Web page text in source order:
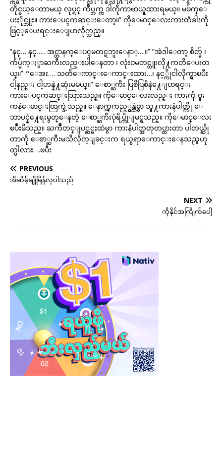
တိုင္မယ္ေတာမယ္ လုပ္ရင္ က်ဳပ္ဘက္က ဒါကိုကာဗာယူထားရမယ္။ မဖ်က္ေ
ပးႏိုင္ဘူး။ ကားေပၚကဆင္းေတာ့။” ကိုေမာင္ေလးကားတံခါးကို
ဖြင့္ေပးရင္းေျပာလိုက္သည္။
”နင္… နင္….. အင္တာနက္ေပၚမတင္ရဘူးေနာ္….။” ”အဲဒါေတာ့ စိတ္ခ် ၊
က်ဴပ္မ်က္ႏွာႀကီးလည္းပါေနတာ ၊ လုံးဝမတင္ဘူးလို႔ကတိေပးတ
ယ္။” ”ေအး…. သတိေကာင္းေကာင္းထား…၊ နင့္ကိုငါလိုက္ရွာၿပီး
ငါ့နည္း ငါ့ဟန္နဲ႔ဆုံးမမယ္။” ေစာ္ႀကီး ပြစိပြစိနဲ႔ေျပာရင္း
ကားေပၚကဆင္းသြားသည္။ ကိုေမာင္ေလးလည္း ကားကို ဝူး
ကနဲေမာင္းထြက္ခဲ့သည္။ ေနာက္ၾကည့္မွန္ထဲမွာ သူ႔ကားနံပါတ္ကို ေ
ဘာပင္နဲ႔ေရးမွတ္ေနတဲ့ ေစာ္ႀကီးပုံရိပ္ကိုျမင္ရသည္။ ကိုေမာင္ေလး
ၿပဳံးမိသည္။ ႀကိဳတင္ျပင္ဆင္မႈထဲမွာ ကားနံပါတ္အတုတပ္ထားတာ ပါတယ္ဆို
တာကို ေစာ္ႀကီးမသိလိုက္ျခင္းက ရယ္စရာေကာင္းေနသည္မဟု
တ္ပါလား….ၿပီး
PREVIOUS
အီဆိမ့်ချိုမြိန်လှပါသည်
NEXT
ကိုနိုင်အကြိုက်ပေါ့